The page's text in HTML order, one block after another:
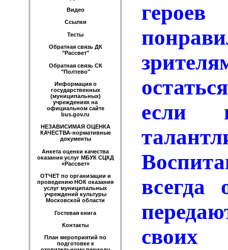
Видео
Ссылки
Тесты
Обратная связь ДК
"Рассвет"
Обратная связь СК
"Полтево"
Информация о
государственных
(муниципальных)
учреждениях на
официальном сайте
bus.gov.ru
НЕЗАВИСИМАЯ ОЦЕНКА
КАЧЕСТВА-нормативные
документы
Анкета оценки качества
оказания услуг МБУК СЦКД
«Рассвет»
ОТЧЕТ по организации и
проведению НОК оказания
услуг муниципальных
учреждений культуры
Московской области
Гостевая книга
Контакты
План мероприятий по
подготовке к
если
всегда
своих